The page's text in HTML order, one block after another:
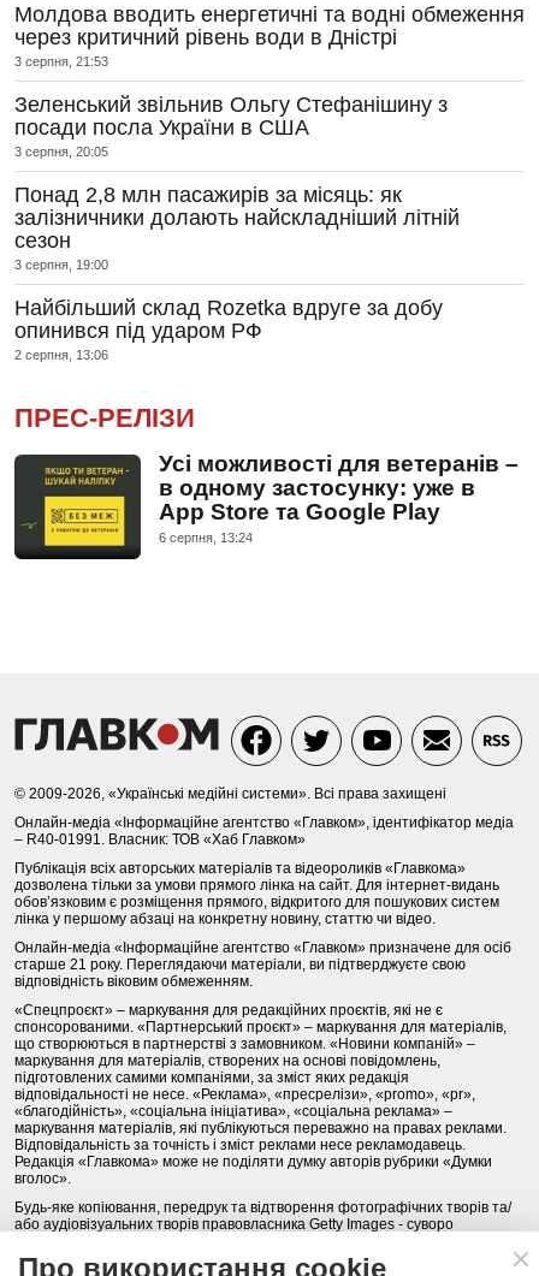
Молдова вводить енергетичні та водні обмеження
через критичний рівень води в Дністрі
3 серпня, 21:53
Зеленський звільнив Ольгу Стефанішину з
посади посла України в США
3 серпня, 20:05
Понад 2,8 млн пасажирів за місяць: як
залізничники долають найскладніший літній
сезон
3 серпня, 19:00
Найбільший склад Rozetka вдруге за добу
опинився під ударом РФ
2 серпня, 13:06
ПРЕС-РЕЛІЗИ
Усі можливості для ветеранів –
в одному застосунку: уже в
App Store та Google Play
6 серпня, 13:24
© 2009-2026, «Українські медійні системи». Всі права захищені
Онлайн-медіа «Інформаційне агентство «Главком», ідентифікатор медіа
– R40-01991. Власник: ТОВ «Хаб Главком»
Публікація всіх авторських матеріалів та відеороликів «Главкома»
дозволена тільки за умови прямого лінка на сайт. Для інтернет-видань
обов’язковим є розміщення прямого, відкритого для пошукових систем
лінка у першому абзаці на конкретну новину, статтю чи відео.
Онлайн-медіа «Інформаційне агентство «Главком» призначене для осіб
старше 21 року. Переглядаючи матеріали, ви підтверджуєте свою
відповідність віковим обмеженням.
«Спецпроєкт» – маркування для редакційних проєктів, які не є
спонсорованими. «Партнерський проєкт» – маркування для матеріалів,
що створюються в партнерстві з замовником. «Новини компаній» –
маркування для матеріалів, створених на основі повідомлень,
підготовлених самими компаніями, за зміст яких редакція
відповідальності не несе. «Реклама», «пресрелізи», «promo», «pr»,
«благодійність», «соціальна ініціатива», «соціальна реклама» –
маркування матеріалів, які публікуються переважно на правах реклами.
Відповідальність за точність і зміст реклами несе рекламодавець.
Редакція «Главкома» може не поділяти думку авторів рубрики «Думки
вголос».
Будь-яке копіювання, передрук та відтворення фотографічних творів та/
або аудіовізуальних творів правовласника Getty Images - суворо
Політика конфіденційності (Privacy Policy). Правила сайту
Про використання cookie